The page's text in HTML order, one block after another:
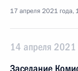
17 апреля 2021 года,
14 апреля 2021
Заседание